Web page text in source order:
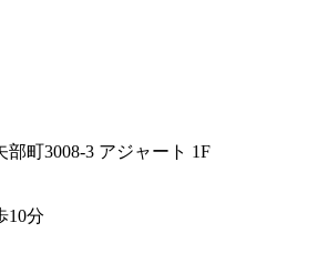
部町3008-3 アジャート 1F
10分